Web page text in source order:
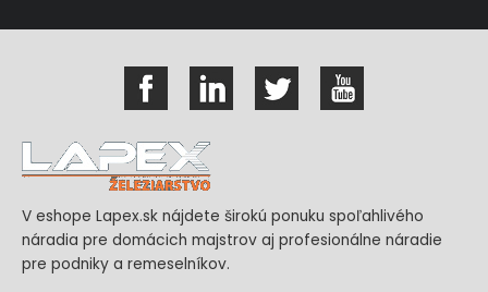
V eshope Lapex.sk nájdete širokú ponuku spoľahlivého
náradia pre domácich majstrov aj profesionálne náradie
pre podniky a remeselníkov.